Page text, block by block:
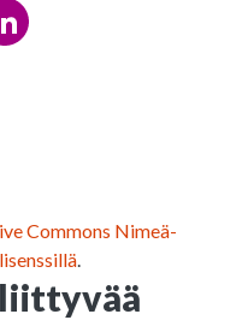
Commons Nimeä-